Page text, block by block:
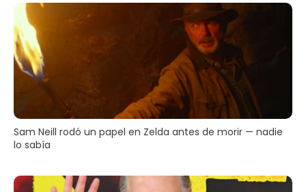
Sam Neill rodó un papel en Zelda antes de morir — nadie
lo sabía